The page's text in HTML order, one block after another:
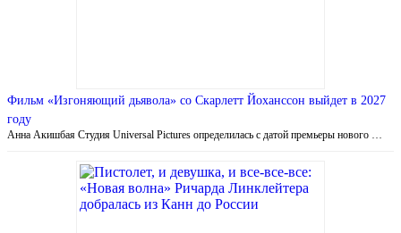
Фильм «Изгоняющий дьявола» со Скарлетт Йоханссон выйдет в 2027
году
Анна Акишбая Студия Universal Pictures определилась с датой премьеры нового …